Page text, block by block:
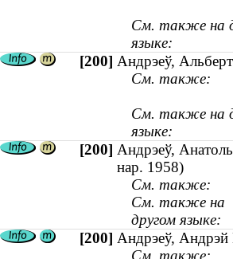
См. также на
языке:
[200] Андрэеў,
См. также:
См. также на
языке:
[200] Андрэеў, Анатоль
нар. 1958)
См. также:
См. также на
другом языке:
[200] Андрэеў, Андрэй